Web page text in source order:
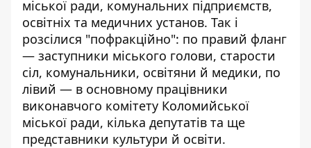
міської ради, комунальних підприємств,
освітніх та медичних установ. Так і
розсілися "пофракційно": по правий фланг
— заступники міського голови, старости
сіл, комунальники, освітяни й медики, по
лівий — в основному працівники
виконавчого комітету Коломийської
міської ради, кілька депутатів та ще
представники культури й освіти.